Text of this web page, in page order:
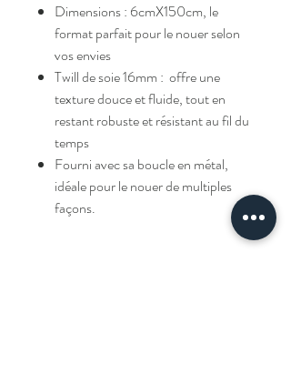
Dimensions : 6cmX150cm, le
format parfait pour le nouer selon
vos envies
Twill de soie 16mm : offre une
texture douce et fluide, tout en
restant robuste et résistant au fil du
temps
Fourni avec sa boucle en métal,
idéale pour le nouer de multiples
façons.